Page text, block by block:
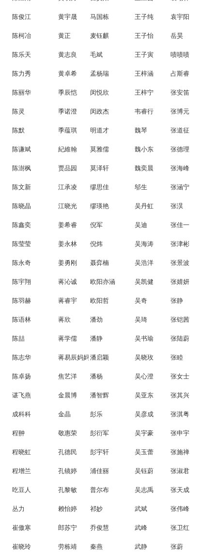
陈俊江 黄宇晟 马国栋 王子纯 袁宇阳
陈柯冶 黄正 麦钰麒 王子怡 岳昊
陈乐天 黄志良 毛斌 王子寅 啧啧啧
陈力秀 黄卓希 孟杨瑞 王梓涵 占斯睿
陈丽华 季辰恺 闵悦欣 王梓宁 张安笛
陈灵 季诺澄 闵政杰 韦睿行 张博元
陈默 季蕴琪 明道才 魏琴 张道征
陈谦斌 紀維翰 莫雅儒 魏小东 张德理
陈澍枫 贾品园 莫泽轩 魏奕晨 张海峰
陈文新 江承凌 缪思佳 邬生 张涵宁
陈晓晶 江晓光 缪瑛艳 吴丹虹 张淏
陈鑫奕 姜希睿 倪军 吴迪 张佳一
陈莹莹 姜永林 倪炜 吴海涛 张津彬
陈永奇 姜勇刚 聂弈楠 吴浩洋 张景波
陈宇翔 蒋沁诚 欧阳亦涵 吴凯健 张婧妍
陈羽赫 蒋睿宇 欧阳哲 吴奇 张静
陈语林 蒋欣 潘劲 吴琦 张铠茜
陈喆 蒋学儒 潘静 吴书瑜 张陆蔚
陈志华 蒋易辰妈妈 潘启颖 吴晓玫 张睦
陈卓扬 焦艺洋 潘杨 吴心澄 张女士
谌飞燕 金晨博 潘智辉 吴亚东 张其兴
成科科 金晶 彭乐 吴彦成 张淇粤
程翀 敬惠荣 彭衍军 吴宇豪 张申宇
程晓虹 孔德民 彭宇轩 吴玉蕾 张施禅
程增兰 孔镜婷 浦佳丽 吴钰蔚 张淑君
吃豆人 孔黎敏 普尔布 吴志禹 张天成
丛力 赖怡婷 祁妙 武斌 张伟峰
崔傲寒 郎苏宁 乔俊慧 武峰 张卫红
崔晓玲 劳栋靖 秦燕 武静 张蔚